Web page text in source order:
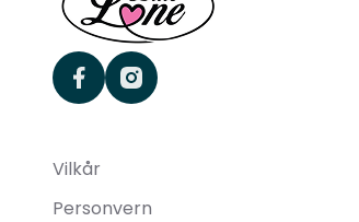
facebookinstagram
Vilkår
Personvern